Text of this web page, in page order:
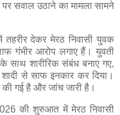
सवाल उठाने का मामला सामने
तहरीर देकर मेरठ निवासी युवक
गंभीर आरोप लगाए हैं। युवती
साथ शारीरिक संबंध बनाए गए,
से साफ इनकार कर दिया।
की गई है और जांच जारी है।
की शुरुआत में मेरठ निवासी